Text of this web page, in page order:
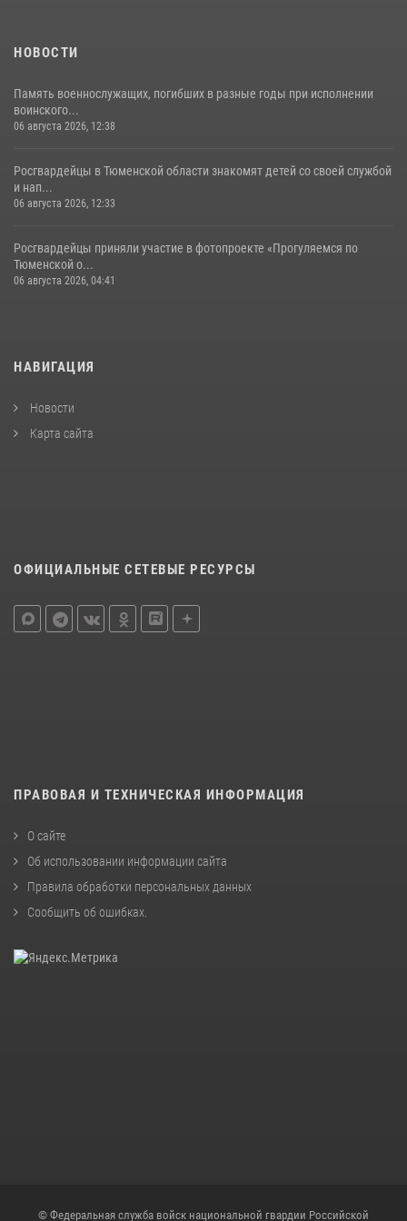
НОВОСТИ
Память военнослужащих, погибших в разные годы при исполнении
воинского...
06 августа 2026, 12:38
Росгвардейцы в Тюменской области знакомят детей со своей службой
и нап...
06 августа 2026, 12:33
Росгвардейцы приняли участие в фотопроекте «Прогуляемся по
Тюменской о...
06 августа 2026, 04:41
НАВИГАЦИЯ
Новости
Карта сайта
ОФИЦИАЛЬНЫЕ СЕТЕВЫЕ РЕСУРСЫ
ПРАВОВАЯ И ТЕХНИЧЕСКАЯ ИНФОРМАЦИЯ
О сайте
Об использовании информации сайта
Правила обработки персональных данных
Сообщить об ошибках.
© Федеральная служба войск национальной гвардии Российской